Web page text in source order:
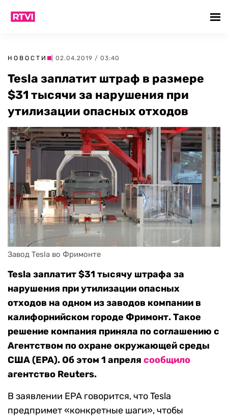
НОВОСТИ | 02.04.2019 / 03:40
Tesla заплатит штраф в размере
$31 тысячи за нарушения при
утилизации опасных отходов
Завод Tesla во Фримонте
Tesla заплатит $31 тысячу штрафа за
нарушения при утилизации опасных
отходов на одном из заводов компании в
калифорнийском городе Фримонт. Такое
решение компания приняла по соглашению с
Агентством по охране окружающей среды
США (EPA). Об этом 1 апреля сообщило
агентство Reuters.
В заявлении EPA говорится, что Tesla
предпримет «конкретные шаги», чтобы